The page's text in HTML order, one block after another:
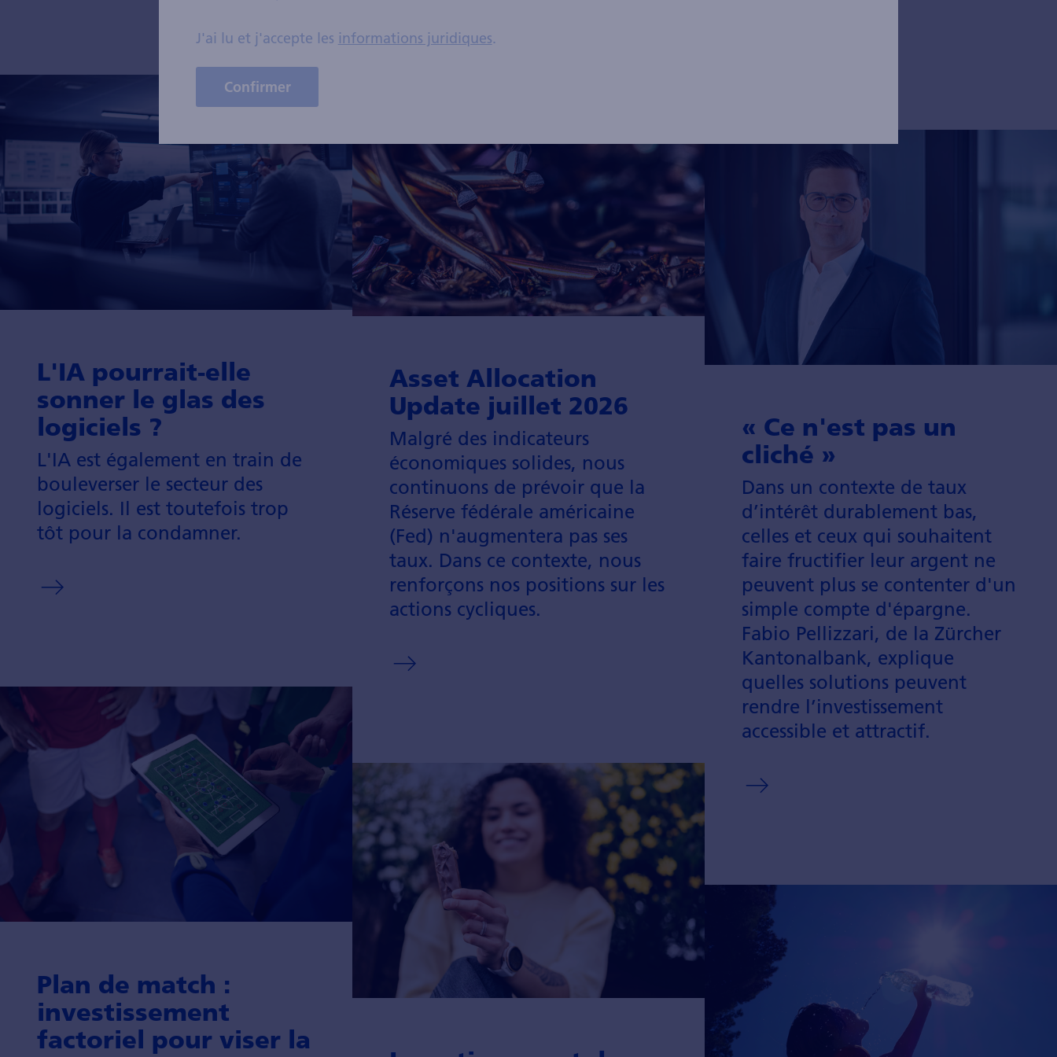
L'IA pourrait-elle
sonner le glas des
logiciels ?
L'IA est égale­ment en train de
boule­verser le secteur des
logiciels. Il est toute­fois trop
tôt pour la condamner.
Plan de match :
investissement
factoriel pour viser la
Asset Allocation
Update juillet 2026
Malgré des indicateurs
économiques solides, nous
continuons de prévoir que la
Réserve fédérale américaine
(Fed) n'augmentera pas ses
taux. Dans ce contexte, nous
renforçons nos positions sur les
actions cycliques.
« Ce n'est pas un
cliché »
Dans un con­texte de taux
d’intérêt durable­ment bas,
celles et ceux qui sou­haitent
faire fructifier leur argent ne
peuvent plus se contenter d'un
simple compte d'épargne.
Fabio Pellizzari, de la Zürcher
Kantonal­bank, explique
quelles solutions peuvent
rendre l’investis­sement
accessible et attractif.
J'ai lu et j'accepte les informations juridiques.
Confirmer